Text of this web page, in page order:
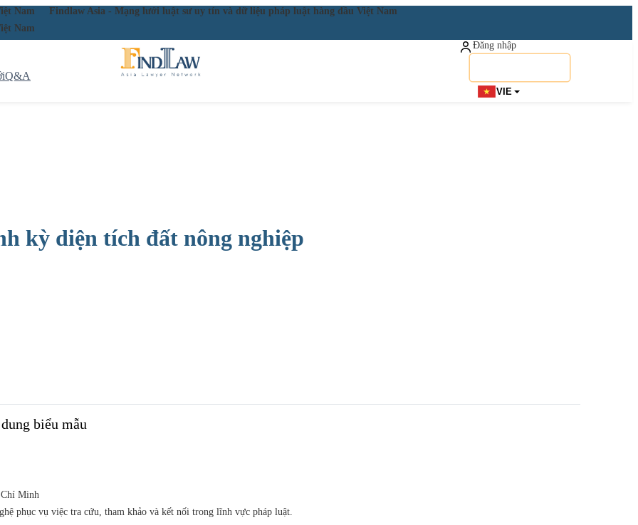
Nam
Findlaw Asia - Mạng lưới luật sư uy tín và dữ liệu pháp luật hàng đầu Việt Nam
Nam
Đăng nhập
VIE
Q&A
kỳ diện tích đất nông nghiệp
biểu mẫu
Minh
phục vụ việc tra cứu, tham khảo và kết nối trong lĩnh vực pháp luật.